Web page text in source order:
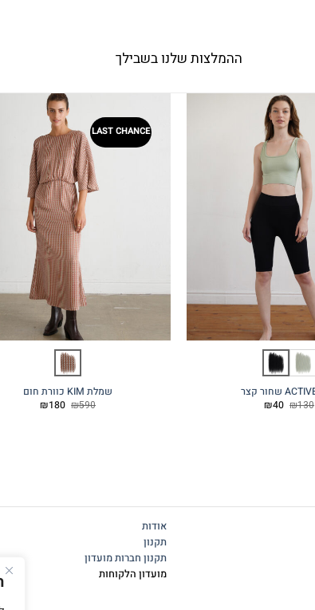
ההמלצות שלנו בשבילך
₪130 המחיר
₪40 המחיר
LAST CHANCE
שמלת KIM כוורת חום
₪590 המחיר
המקורי
₪180 המחיר
אודות
תקנון
תקנון חברות מועדון
מועדון הלקוחות